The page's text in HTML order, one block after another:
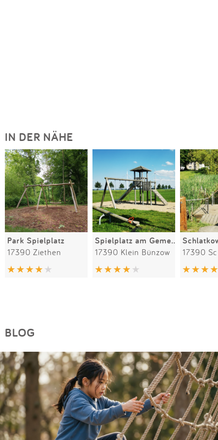
IN DER NÄHE
Park Spielplatz
17390 Ziethen
Spielplatz am Gemeindehaus
17390 Klein Bünzow 17390
BLOG